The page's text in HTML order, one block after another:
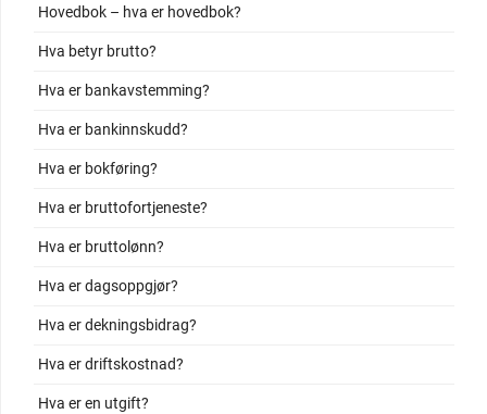
Hovedbok – hva er hovedbok?
Hva betyr brutto?
Hva er bankavstemming?
Hva er bankinnskudd?
Hva er bokføring?
Hva er bruttofortjeneste?
Hva er bruttolønn?
Hva er dagsoppgjør?
Hva er dekningsbidrag?
Hva er driftskostnad?
Hva er en utgift?